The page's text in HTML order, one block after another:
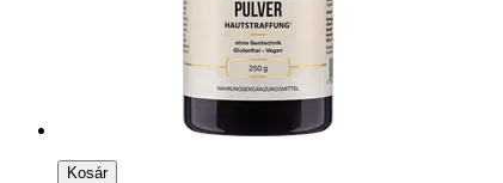
Kosár